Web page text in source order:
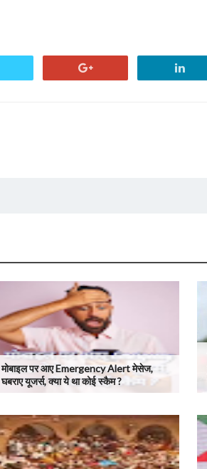
मोबाइल पर आए Emergency Alert मेसेज,
घबराए यूजर्स, क्या ये था कोई स्कैम ?